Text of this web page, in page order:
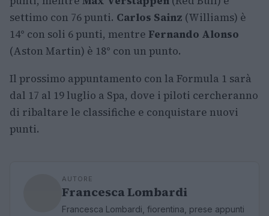
settimo con 76 punti. Carlos Sainz (Williams) è
14° con soli 6 punti, mentre Fernando Alonso
(Aston Martin) è 18° con un punto.
Il prossimo appuntamento con la Formula 1 sarà
dal 17 al 19 luglio a Spa, dove i piloti cercheranno
di ribaltare le classifiche e conquistare nuovi
punti.
AUTORE
Francesca Lombardi
Francesca Lombardi, fiorentina, prese appunti